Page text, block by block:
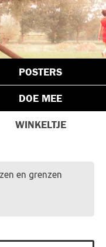
POSTERS
DOE MEE
WINKELTJE
en grenzen